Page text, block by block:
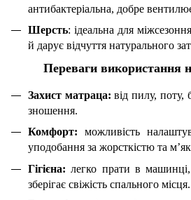
антибактеріальна, добре
Шерсть: ідеальна для
й дарує відчуття натурального
Переваги використання
Захист матраца: від пилу, поту,
зношення.
Комфорт: можливість
уподобання за жорсткістю та
Гігієна: легко прати в
зберігає свіжість спального місця.